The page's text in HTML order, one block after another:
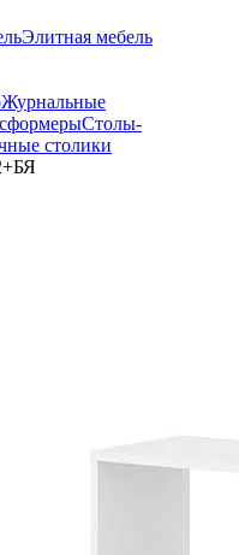
Элитная мебель
Журнальные
Столы-
столики